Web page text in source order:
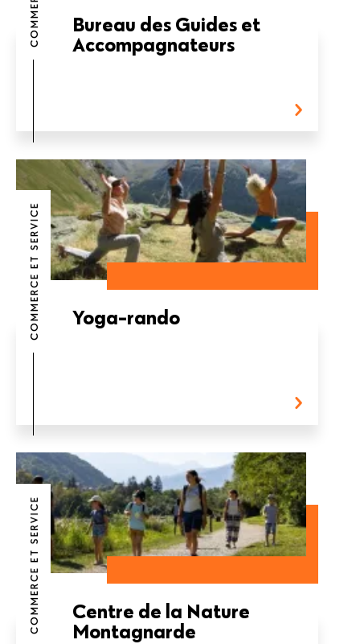
Bureau des Guides et
Accompagnateurs
COMMERCE ET SERVICE Yoga-rando
COMMERCE ET SERVICE
Centre de la Nature
Montagnarde